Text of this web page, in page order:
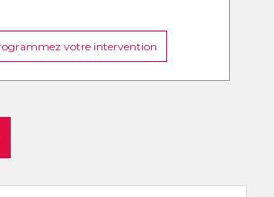
votre intervention